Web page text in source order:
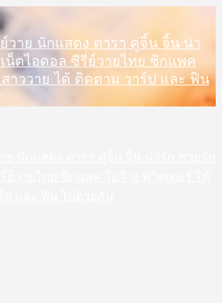
วาย นักแสดง ดารา คู่จิ้น จิ้น น่า
น็ตไอดอล ซีรี่ย์วายไทย ซิกแพค
าววาย ได้ ติดตาม วาร์ป และ ฟิน